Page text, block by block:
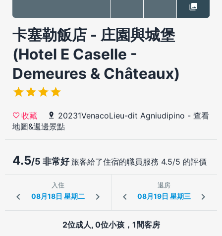
卡塞勒飯店 - 庄園與城堡
(Hotel E Caselle -
Demeures & Châteaux)
收藏 20231VenacoLieu-dit Agniudipino - 查看
地圖&週邊景點
4.5/5 非常好旅客給了住宿的職員服務 4.5/5 的評價
入住 退房
2位成人, 0位小孩，1間客房